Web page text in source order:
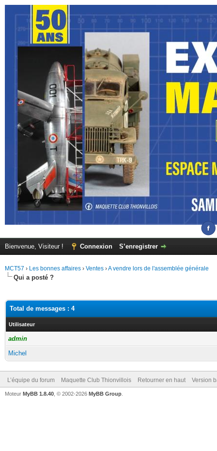
Bienvenue, Visiteur ! Connexion S’enregistrer
MCT57 › Les bonnes affaires › Ventes ›A vendre lors de l'assemblée générale
Qui a posté ?
Total de messages : 4
Utilisateur
admin
Michel
L’équipe du forum Maquette Club Thionvillois Retourner en haut Version
Moteur MyBB 1.8.40 , © 2002-2026 MyBB Group